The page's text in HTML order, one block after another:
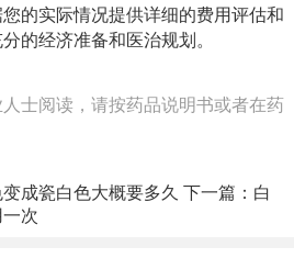
的实际情况提供详细的费用评估和
的经济准备和医治规划。
士阅读，请按药品说明书或者在药
成瓷白色大概要多久 下一篇： 白
次